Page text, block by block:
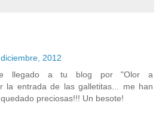
2012
llegado a tu blog por "Olor a
la entrada de las galletitas... me han
preciosas!!! Un besote!